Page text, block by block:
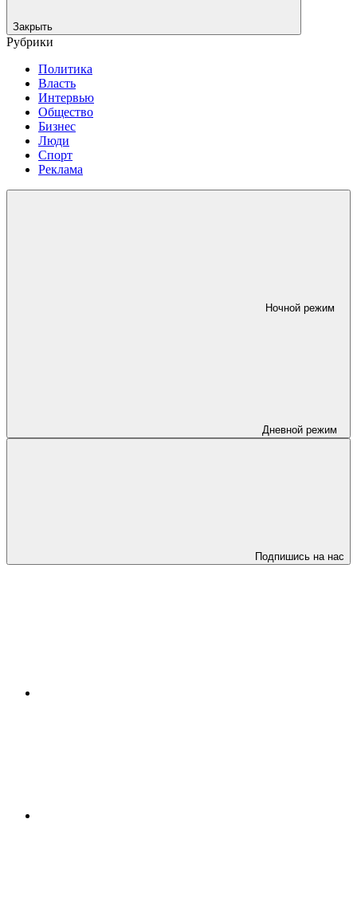
Закрыть
Рубрики
Политика
Власть
Интервью
Общество
Бизнес
Люди
Спорт
Реклама
Ночной режим
Дневной режим
Подпишись на нас